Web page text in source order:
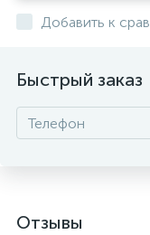
Добавить к
Быстрый заказ
Отзывы